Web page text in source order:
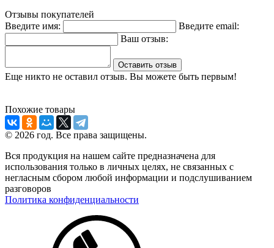
Отзывы покупателей
Введите имя:
Введите email:
Ваш отзыв:
Оставить отзыв
Еще никто не оставил отзыв. Вы можете быть первым!
Похожие товары
© 2026 год. Все права защищены.
Вся продукция на нашем сайте предназначена для
использования только в личных целях, не связанных с
негласным сбором любой информации и подслушиванием
разговоров
Политика конфиденциальности